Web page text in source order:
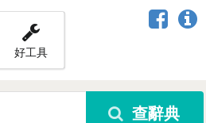
好工具
查辭典